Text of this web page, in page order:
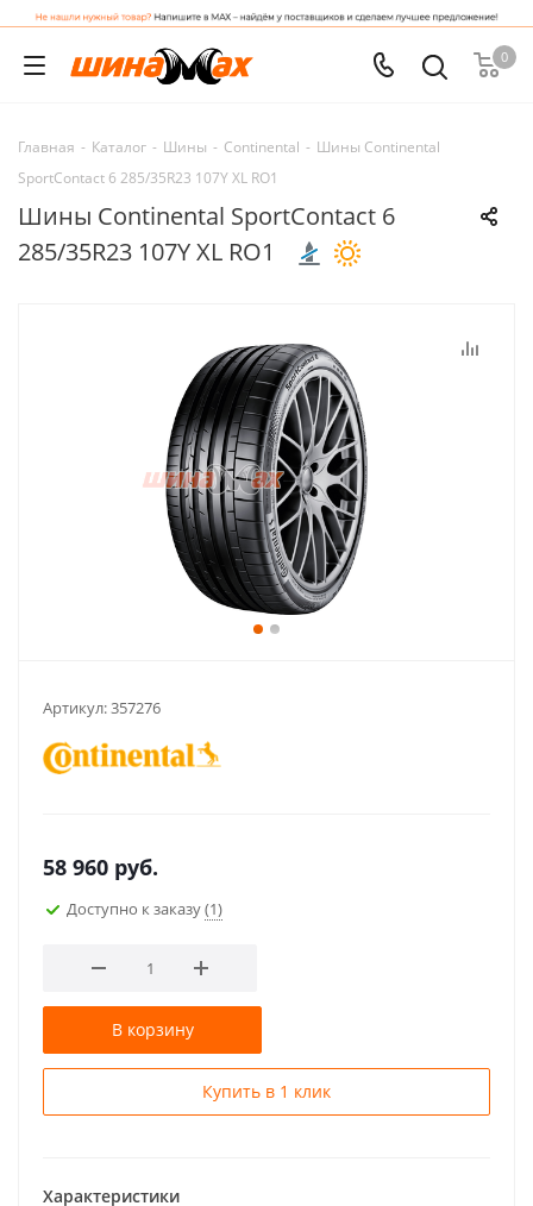
0
Главная - Каталог - Шины - Continental - Шины Continental
SportContact 6 285/35R23 107Y XL RO1
Шины Continental SportContact 6
285/35R23 107Y XL RO1
Артикул:357276
58 960 руб.
Доступно к заказу(1)
В корзину
Купить в 1 клик
Характеристики